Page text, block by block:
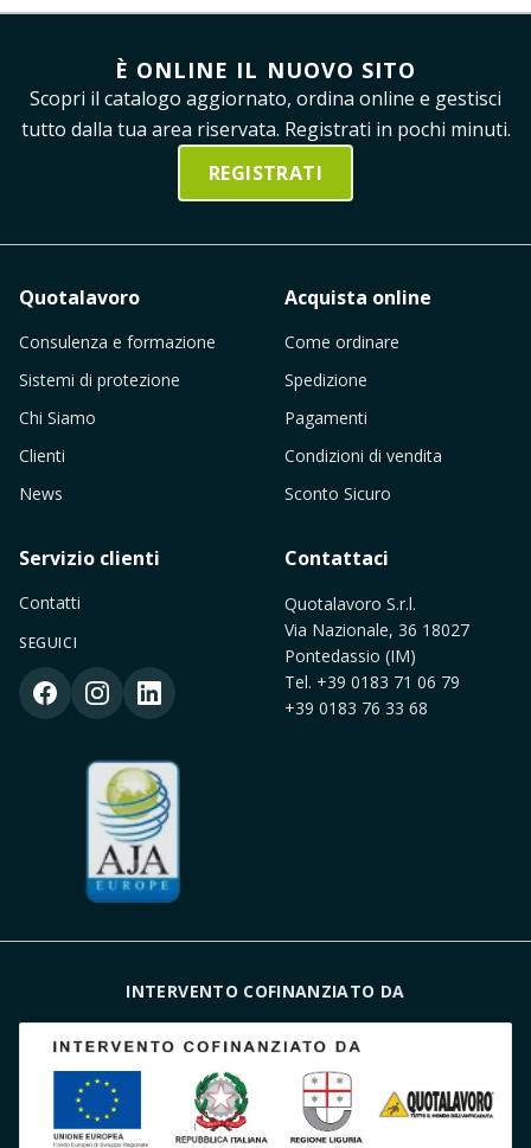
È ONLINE IL NUOVO SITO
Scopri il catalogo aggiornato, ordina online e gestisci
tutto dalla tua area riservata. Registrati in pochi minuti.
REGISTRATI
Quotalavoro
Consulenza e formazione
Sistemi di protezione
Chi Siamo
Clienti
News
Acquista online
Come ordinare
Spedizione
Pagamenti
Condizioni di vendita
Sconto Sicuro
Servizio clienti
Contatti
SEGUICI
Contattaci
Quotalavoro S.r.l.
Via Nazionale, 36 18027
Pontedassio (IM)
Tel. +39 0183 71 06 79
+39 0183 76 33 68
INTERVENTO COFINANZIATO DA